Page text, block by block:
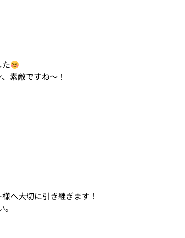
素敵ですね〜！
へ大切に引き継ぎます！